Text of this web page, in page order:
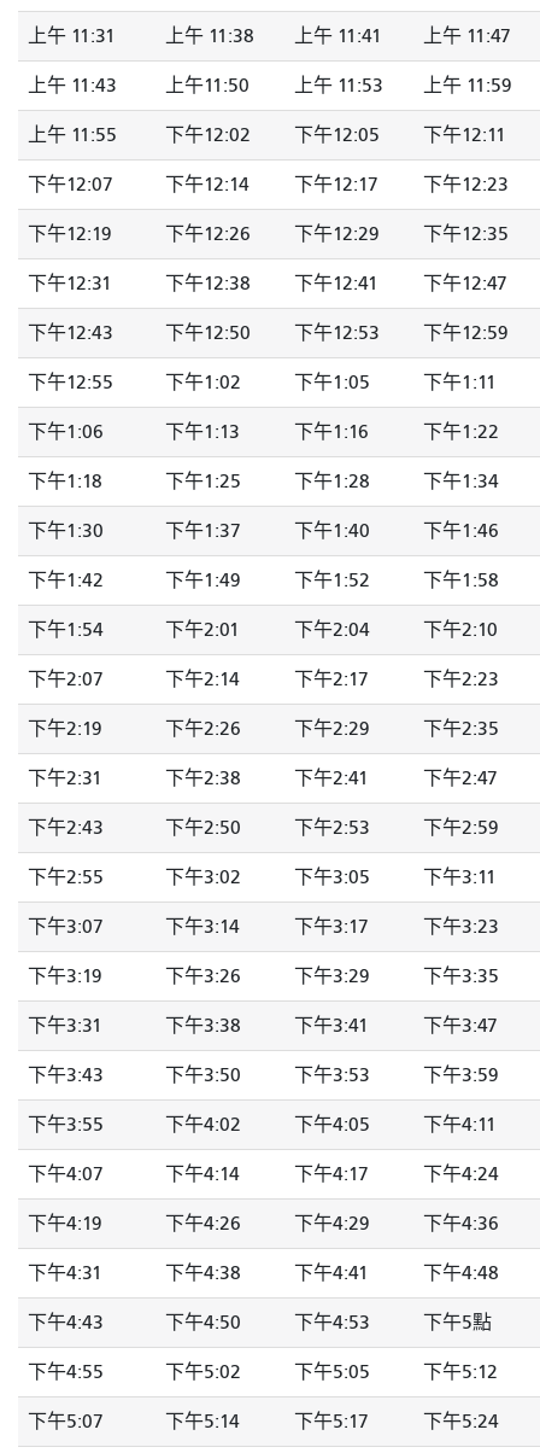
上午 11:31 上午 11:38 上午 11:41 上午 11:47
上午 11:43 上午11:50 上午 11:53 上午 11:59
上午 11:55 下午12:02 下午12:05 下午12:11
下午12:07 下午12:14 下午12:17 下午12:23
下午12:19 下午12:26 下午12:29 下午12:35
下午12:31 下午12:38 下午12:41 下午12:47
下午12:43 下午12:50 下午12:53 下午12:59
下午12:55 下午1:02 下午1:05 下午1:11
下午1:06 下午1:13 下午1:16 下午1:22
下午1:18 下午1:25 下午1:28 下午1:34
下午1:30 下午1:37 下午1:40 下午1:46
下午1:42 下午1:49 下午1:52 下午1:58
下午1:54 下午2:01 下午2:04 下午2:10
下午2:07 下午2:14 下午2:17 下午2:23
下午2:19 下午2:26 下午2:29 下午2:35
下午2:31 下午2:38 下午2:41 下午2:47
下午2:43 下午2:50 下午2:53 下午2:59
下午2:55 下午3:02 下午3:05 下午3:11
下午3:07 下午3:14 下午3:17 下午3:23
下午3:19 下午3:26 下午3:29 下午3:35
下午3:31 下午3:38 下午3:41 下午3:47
下午3:43 下午3:50 下午3:53 下午3:59
下午3:55 下午4:02 下午4:05 下午4:11
下午4:07 下午4:14 下午4:17 下午4:24
下午4:19 下午4:26 下午4:29 下午4:36
下午4:31 下午4:38 下午4:41 下午4:48
下午4:43 下午4:50 下午4:53 下午5點
下午4:55 下午5:02 下午5:05 下午5:12
下午5:07 下午5:14 下午5:17 下午5:24